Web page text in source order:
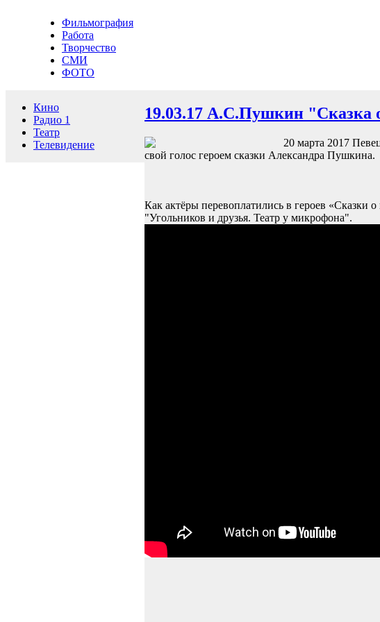
Фильмография
Работа
Творчество
СМИ
ФОТО
Кино
Радио 1
Театр
Телевидение
19.03.17 А.С.Пушкин "Сказка
20 марта 2017
свой голос героем сказки Александра Пушкина.
Как актёры перевоплатились в героев «Сказки
"Угольников и друзья. Театр у микрофона".